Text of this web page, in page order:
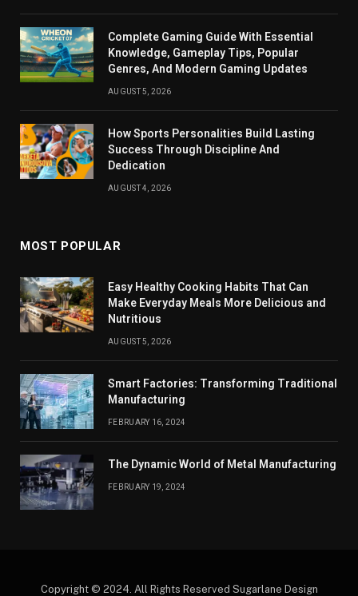
Complete Gaming Guide With Essential
Knowledge, Gameplay Tips, Popular
Genres, And Modern Gaming Updates
AUGUST 5, 2026
How Sports Personalities Build Lasting
Success Through Discipline And
Dedication
AUGUST 4, 2026
MOST POPULAR
Easy Healthy Cooking Habits That Can
Make Everyday Meals More Delicious and
Nutritious
AUGUST 5, 2026
Smart Factories: Transforming Traditional
Manufacturing
FEBRUARY 16, 2024
The Dynamic World of Metal Manufacturing
FEBRUARY 19, 2024
Copyright © 2024. All Rights Reserved Sugarlane Design